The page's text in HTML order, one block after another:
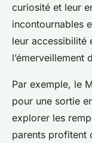
curiosité et leur
incontournables
leur accessibilité
l’émerveillement
Par exemple, le
pour une sortie
explorer les
parents profitent